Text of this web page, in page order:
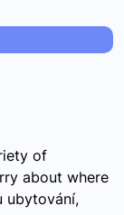
of
about where
ubytování,